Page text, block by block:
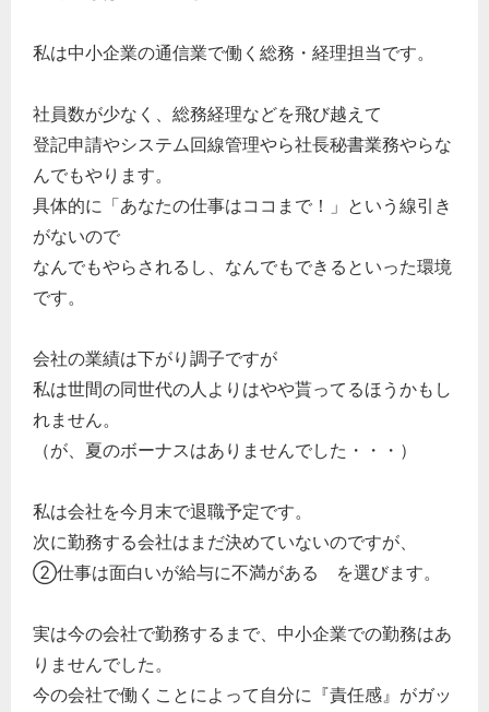
私は中小企業の通信業で働く総務・経理担当です。
社員数が少なく、総務経理などを飛び越えて
登記申請やシステム回線管理やら社長秘書業務やらな
んでもやります。
具体的に「あなたの仕事はココまで！」という線引き
がないので
なんでもやらされるし、なんでもできるといった環境
です。
会社の業績は下がり調子ですが
私は世間の同世代の人よりはやや貰ってるほうかもし
れません。
（が、夏のボーナスはありませんでした・・・）
私は会社を今月末で退職予定です。
次に勤務する会社はまだ決めていないのですが、
②仕事は面白いが給与に不満がある を選びます。
実は今の会社で勤務するまで、中小企業での勤務はあ
りませんでした。
今の会社で働くことによって自分に『責任感』がガッ
どのカテゴリーに投稿しますか？
労務管理
税務経理
企業法務